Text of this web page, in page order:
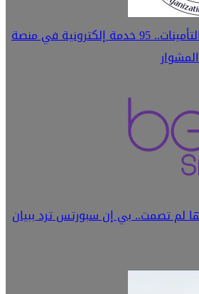
بدل زحمة مكاتب التأمينات.. 95 خدمة إلكترونية في منصة
لم تصمت.. بي إن سبورتس ترد ببيان